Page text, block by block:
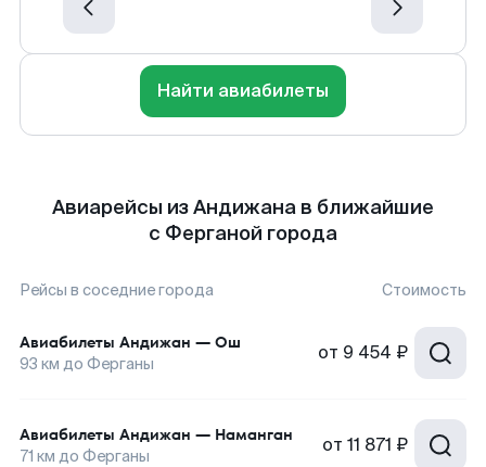
Найти авиабилеты
Авиарейсы из Андижана в ближайшие
с Ферганой города
Рейсы в соседние города Стоимость
Авиабилеты Андижан — Ош
93 км до Ферганы от 9 454 ₽
Авиабилеты Андижан — Наманган
71 км до Ферганы от 11 871 ₽